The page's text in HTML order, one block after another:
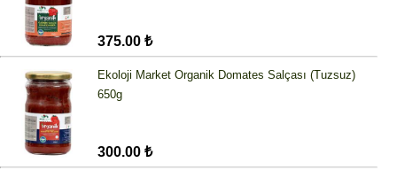
375.00 ₺
Ekoloji Market Organik Domates Salçası (Tuzsuz)
650g
300.00 ₺